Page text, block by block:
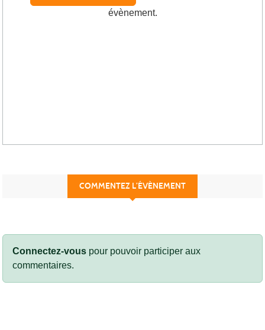
évènement.
COMMENTEZ L’ÉVÈNEMENT
Connectez-vous pour pouvoir participer aux
commentaires.